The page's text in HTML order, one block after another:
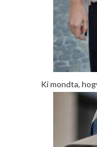
Ki mondta,